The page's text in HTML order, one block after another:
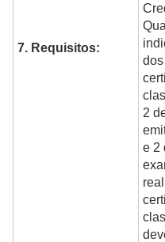
7. Requisitos:
2
e 2